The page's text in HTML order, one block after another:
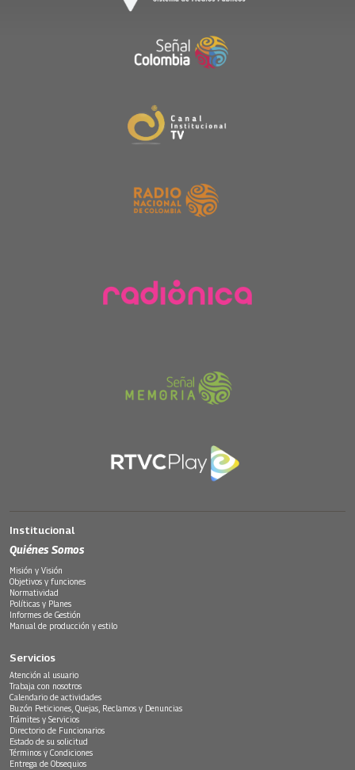
Institucional
Quiénes Somos
Misión y Visión
Objetivos y funciones
Normatividad
Políticas y Planes
Informes de Gestión
Manual de producción y estilo
Servicios
Atención al usuario
Trabaja con nosotros
Calendario de actividades
Buzón Peticiones, Quejas, Reclamos y Denuncias
Trámites y Servicios
Directorio de Funcionarios
Estado de su solicitud
Términos y Condiciones
Entrega de Obsequios